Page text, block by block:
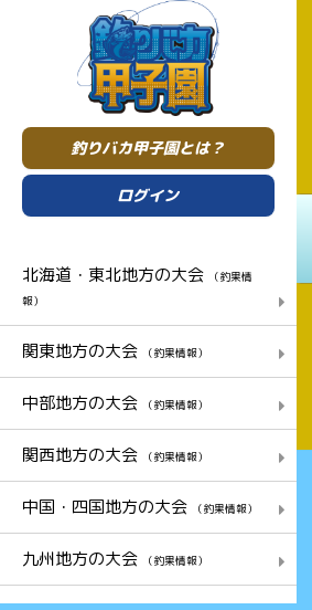
釣りバカ甲子園とは？
ログイン
北海道・東北地方の大会
（釣果情
報）
関東地方の大会 （釣果情報）
中部地方の大会 （釣果情報）
関西地方の大会 （釣果情報）
中国・四国地方の大会 （釣果情報）
九州地方の大会 （釣果情報）